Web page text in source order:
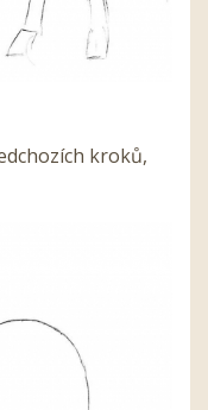
kroků,